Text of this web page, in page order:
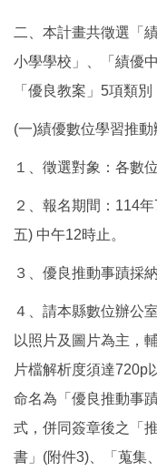
二、本計畫共徵選「
小學學校」、「績優
「優良教案」5項類別
(一)績優數位學習推動
１、徵選對象：各數
２、報名期間：114
五) 中午12時止。
３、優良推動事蹟採
４、請本縣數位辦公
以照片及圖片為主，
片檔解析度須達720p
命名為「優良推動事
式，併同簽章後之「
書」(附件3)、「蒐集